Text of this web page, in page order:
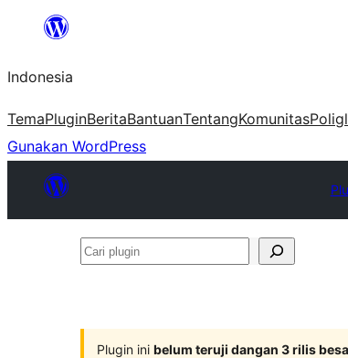
Lewati
konten
Indonesia
TemaPluginBeritaBantuanTentangKomunitas
Gunakan WordPress
Cari
Plugin ini belum teruji dangan 3 rilis